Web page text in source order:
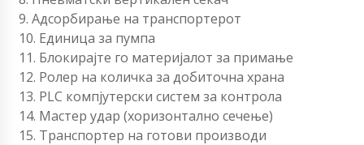
9. Адсорбирање на транспортерот
10. Единица за пумпа
11. Блокирајте го материјалот за примање
12. Ролер на количка за добиточна храна
13. PLC компјутерски систем за контрола
14. Мастер удар (хоризонтално сечење)
15. Транспортер на готови производи